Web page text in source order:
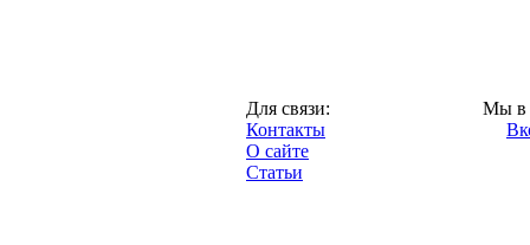
Для связи:
Контакты
О сайте
Статьи
Мы в